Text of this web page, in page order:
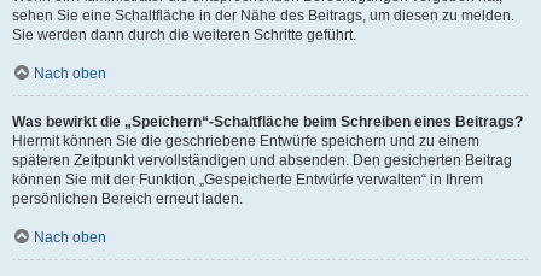
sehen Sie eine Schaltfläche in der Nähe des Beitrags, um diesen zu melden.
Sie werden dann durch die weiteren Schritte geführt.
Nach oben
Was bewirkt die „Speichern“-Schaltfläche beim Schreiben eines Beitrags?
Hiermit können Sie die geschriebene Entwürfe speichern und zu einem
späteren Zeitpunkt vervollständigen und absenden. Den gesicherten Beitrag
können Sie mit der Funktion „Gespeicherte Entwürfe verwalten“ in Ihrem
persönlichen Bereich erneut laden.
Nach oben